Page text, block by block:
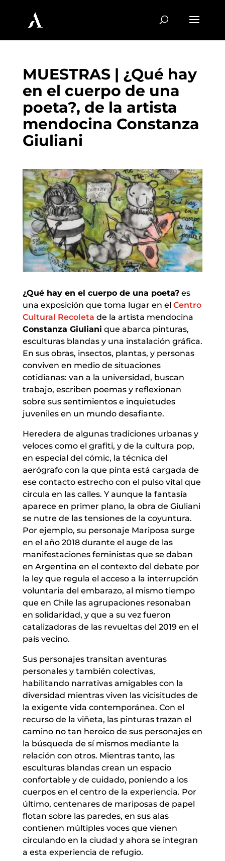
MUESTRAS | ¿Qué hay
en el cuerpo de una
poeta?, de la artista
mendocina Constanza
Giuliani
¿Qué hay en el cuerpo de una poeta?es
una exposición que toma lugar en el Centro
Cultural Recoleta de la artista mendocina
Constanza Giuliani que abarca pinturas,
esculturas blandas y una instalación gráfica.
En sus obras, insectos, plantas, y personas
conviven en medio de situaciones
cotidianas: van a la universidad, buscan
trabajo, escriben poemas y reflexionan
sobre sus sentimientos e inquietudes
juveniles en un mundo desafiante.
Heredera de algunas tradiciones urbanas y
veloces como el grafiti, y de la cultura pop,
en especial del cómic, la técnica del
aerógrafo con la que pinta está cargada de
ese contacto estrecho con el pulso vital que
circula en las calles. Y aunque la fantasía
aparece en primer plano, la obra de Giuliani
se nutre de las tensiones de la coyuntura.
Por ejemplo, su personaje Mariposa surge
en el año 2018 durante el auge de las
manifestaciones feministas que se daban
en Argentina en el contexto del debate por
la ley que regula el acceso a la interrupción
voluntaria del embarazo, al mismo tiempo
que en Chile las agrupaciones resonaban
en solidaridad, y que a su vez fueron
catalizadoras de las revueltas del 2019 en el
país vecino.
Sus personajes transitan aventuras
personales y también colectivas,
habilitando narrativas amigables con la
diversidad mientras viven las vicisitudes de
la exigente vida contemporánea. Con el
recurso de la viñeta, las pinturas trazan el
camino no tan heroico de sus personajes en
la búsqueda de sí mismos mediante la
relación con otros. Mientras tanto, las
esculturas blandas crean un espacio
confortable y de cuidado, poniendo a los
cuerpos en el centro de la experiencia. Por
último, centenares de mariposas de papel
flotan sobre las paredes, en sus alas
contienen múltiples voces que vienen
circulando en la ciudad y ahora se integran
a esta experiencia de refugio.